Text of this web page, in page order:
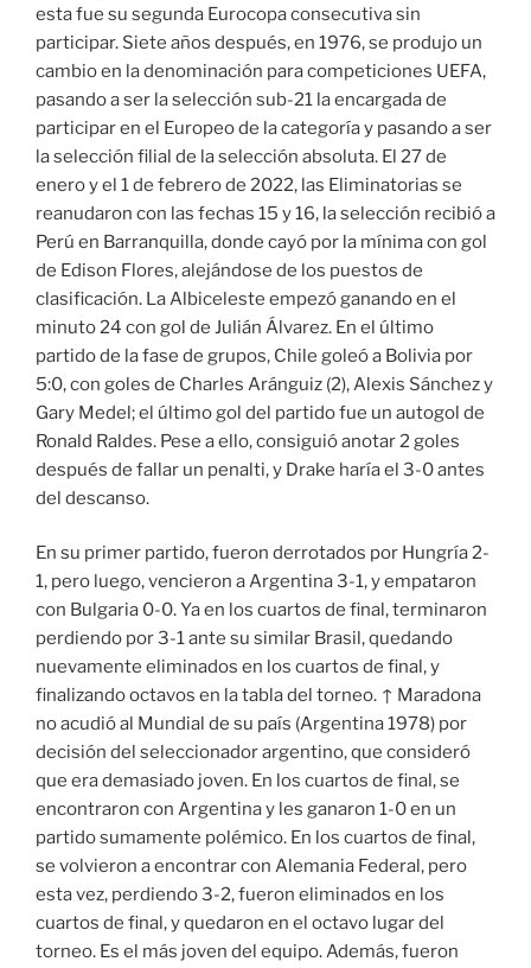
esta fue su segunda Eurocopa consecutiva sin
participar. Siete años después, en 1976, se produjo un
cambio en la denominación para competiciones UEFA,
pasando a ser la selección sub-21 la encargada de
participar en el Europeo de la categoría y pasando a ser
la selección filial de la selección absoluta. El 27 de
enero y el 1 de febrero de 2022, las Eliminatorias se
reanudaron con las fechas 15 y 16, la selección recibió a
Perú en Barranquilla, donde cayó por la mínima con gol
de Edison Flores, alejándose de los puestos de
clasificación. La Albiceleste empezó ganando en el
minuto 24 con gol de Julián Álvarez. En el último
partido de la fase de grupos, Chile goleó a Bolivia por
5:0, con goles de Charles Aránguiz (2), Alexis Sánchez y
Gary Medel; el último gol del partido fue un autogol de
Ronald Raldes. Pese a ello, consiguió anotar 2 goles
después de fallar un penalti, y Drake haría el 3-0 antes
del descanso.
En su primer partido, fueron derrotados por Hungría 2-
1, pero luego, vencieron a Argentina 3-1, y empataron
con Bulgaria 0-0. Ya en los cuartos de final, terminaron
perdiendo por 3-1 ante su similar Brasil, quedando
nuevamente eliminados en los cuartos de final, y
finalizando octavos en la tabla del torneo. ↑ Maradona
no acudió al Mundial de su país (Argentina 1978) por
decisión del seleccionador argentino, que consideró
que era demasiado joven. En los cuartos de final, se
encontraron con Argentina y les ganaron 1-0 en un
partido sumamente polémico. En los cuartos de final,
se volvieron a encontrar con Alemania Federal, pero
esta vez, perdiendo 3-2, fueron eliminados en los
cuartos de final, y quedaron en el octavo lugar del
torneo. Es el más joven del equipo. Además, fueron